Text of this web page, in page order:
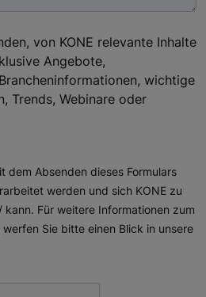
von KONE relevante Inhalte
Angebote,
wichtige
Trends, Webinare oder
dem Absenden dieses Formulars
werden und sich KONE zu
kann. Für weitere Informationen zum
Sie bitte einen Blick in unsere